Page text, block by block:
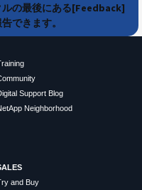
の最後にある[Feedback]
できます。
Support Blog
Neighborhood
and Buy